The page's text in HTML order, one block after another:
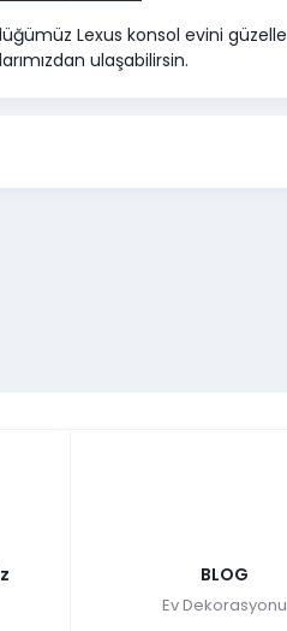
Lexus konsol evini
ulaşabilirsin.
BLOG
Ev Dekorasyonu